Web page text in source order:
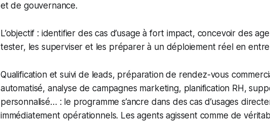
et de gouvernance.
L’objectif : identifier des cas d’usage à fort impact, concevoir des
tester, les superviser et les préparer à un déploiement réel en
Qualification et suivi de leads, préparation de rendez-vous
automatisé, analyse de campagnes marketing, planification RH,
personnalisé… : le programme s’ancre dans des cas d’usages
immédiatement opérationnels. Les agents agissent comme de